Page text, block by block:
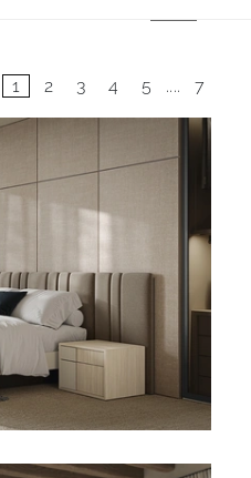
1 2 3 4 5 .... 7